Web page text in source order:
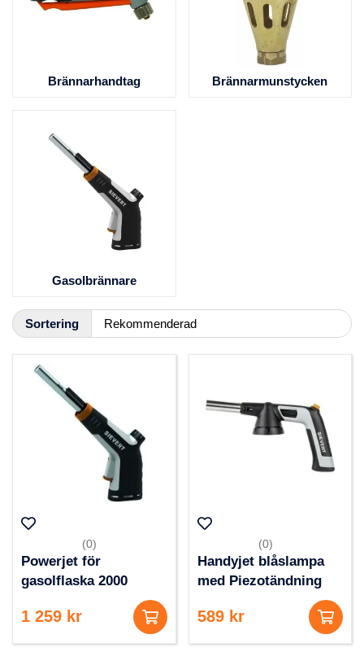
Brännarhandtag Brännarmunstycken
Gasolbrännare
Sortering
(0)
Powerjet för
gasolflaska 2000
1 259 kr
(0)
Handyjet blåslampa
med Piezotändning
589 kr